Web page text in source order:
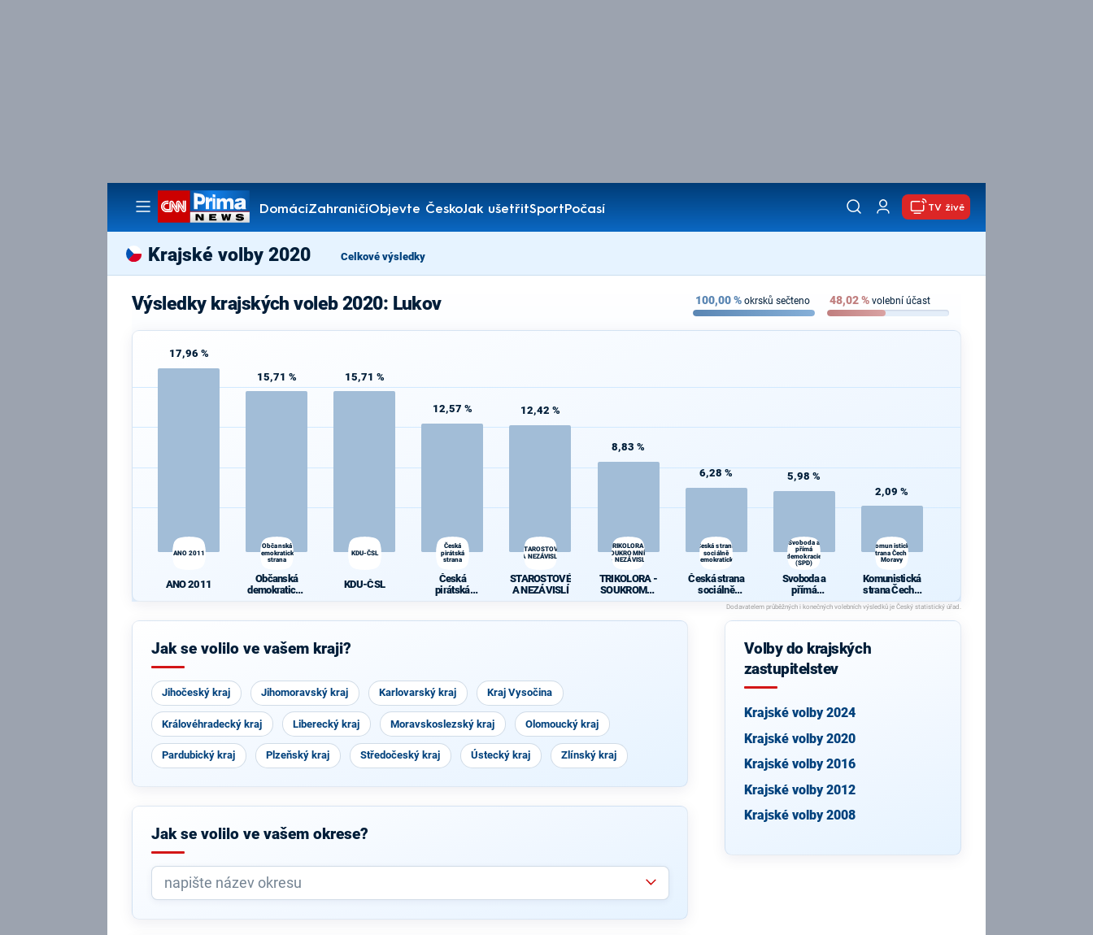
DomácíZahraničíObjevte ČeskoJak ušetřitSportPočasí
Pořady
TV živě
Krajské volby 2020 Celkové výsledky
Výsledky krajských voleb 2020: Lukov 100,00% okrsků sečteno 48,02% volební účast
17,96 %
ANO 2011
ANO 2011
15,71 %
Občanská
demokratická
strana
Občanská
demokratická
15,71 %
KDU-ČSL
KDU-ČSL
12,57 %
Česká
pirátská
strana
Česká
pirátská
12,42 %
STAROSTOVÉ
A NEZÁVISLÍ
STAROSTOVÉ
A NEZÁVISLÍ
8,83 %
TRIKOLORA -
SOUKROMNÍCI
- NEZÁVISLÍ
TRIKOLORA -
SOUKROMNÍ
CI -
6,28 %
Česká strana
sociálně
demokratická
Česká strana
sociálně
demokratická
5,98 %
Svoboda a
přímá
demokracie
(SPD)
Svoboda a
přímá
demokracie
(SPD)
2,09 %
Komunistická
strana Čech a
Moravy
Komunistická
strana Čech a
Moravy
Jak se volilo ve vašem kraji?
Jihočeský kraj Jihomoravský kraj Karlovarský kraj Kraj Vysočina
Královéhradecký kraj Liberecký kraj Moravskoslezský kraj Olomoucký kraj
Pardubický kraj Plzeňský kraj Středočeský kraj Ústecký kraj Zlínský kraj
Jak se volilo ve vašem okrese?
Volby do krajských
zastupitelstev
Krajské volby 2024
Krajské volby 2020
Krajské volby 2016
Krajské volby 2012
Krajské volby 2008